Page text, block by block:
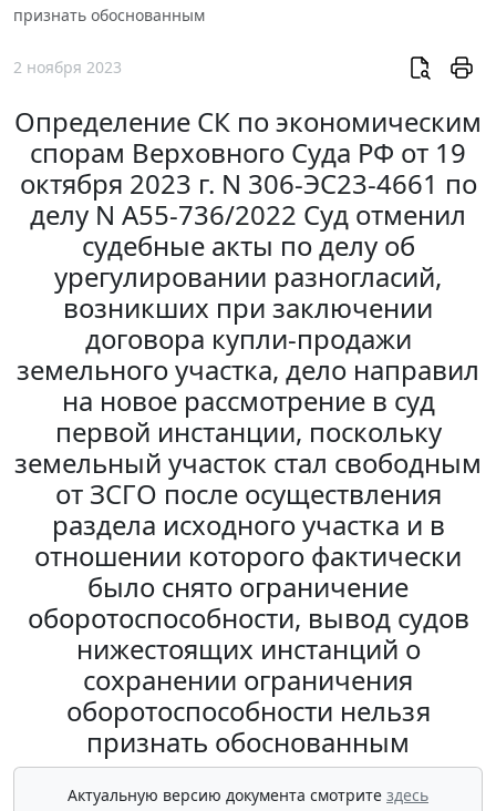
признать обоснованным
2 ноября 2023
Определение СК по экономическим
спорам Верховного Суда РФ от 19
октября 2023 г. N 306-ЭС23-4661 по
делу N А55-736/2022 Суд отменил
судебные акты по делу об
урегулировании разногласий,
возникших при заключении
договора купли-продажи
земельного участка, дело направил
на новое рассмотрение в суд
первой инстанции, поскольку
земельный участок стал свободным
от ЗСГО после осуществления
раздела исходного участка и в
отношении которого фактически
было снято ограничение
оборотоспособности, вывод судов
нижестоящих инстанций о
сохранении ограничения
оборотоспособности нельзя
признать обоснованным
Актуальную версию документа смотрите здесь